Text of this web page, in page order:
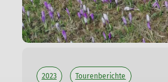
2023 Tourenberichte